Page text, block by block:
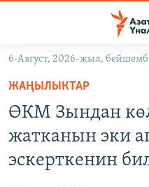
Навигацияга
өтүңүз
Издөөгө
салыңыз
6-Август, 2026-жыл,
ЖАҢЫЛЫКТАР
ӨКМ Зындан
жатканын эки
эскерткенин